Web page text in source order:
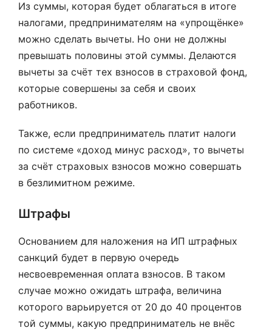
Из суммы, которая будет облагаться в итоге
налогами, предпринимателям на «упрощёнке»
можно сделать вычеты. Но они не должны
превышать половины этой суммы. Делаются
вычеты за счёт тех взносов в страховой фонд,
которые совершены за себя и своих
работников.
Также, если предприниматель платит налоги
по системе «доход минус расход», то вычеты
за счёт страховых взносов можно совершать
в безлимитном режиме.
Штрафы
Основанием для наложения на ИП штрафных
санкций будет в первую очередь
несвоевременная оплата взносов. В таком
случае можно ожидать штрафа, величина
которого варьируется от 20 до 40 процентов
той суммы, какую предприниматель не внёс